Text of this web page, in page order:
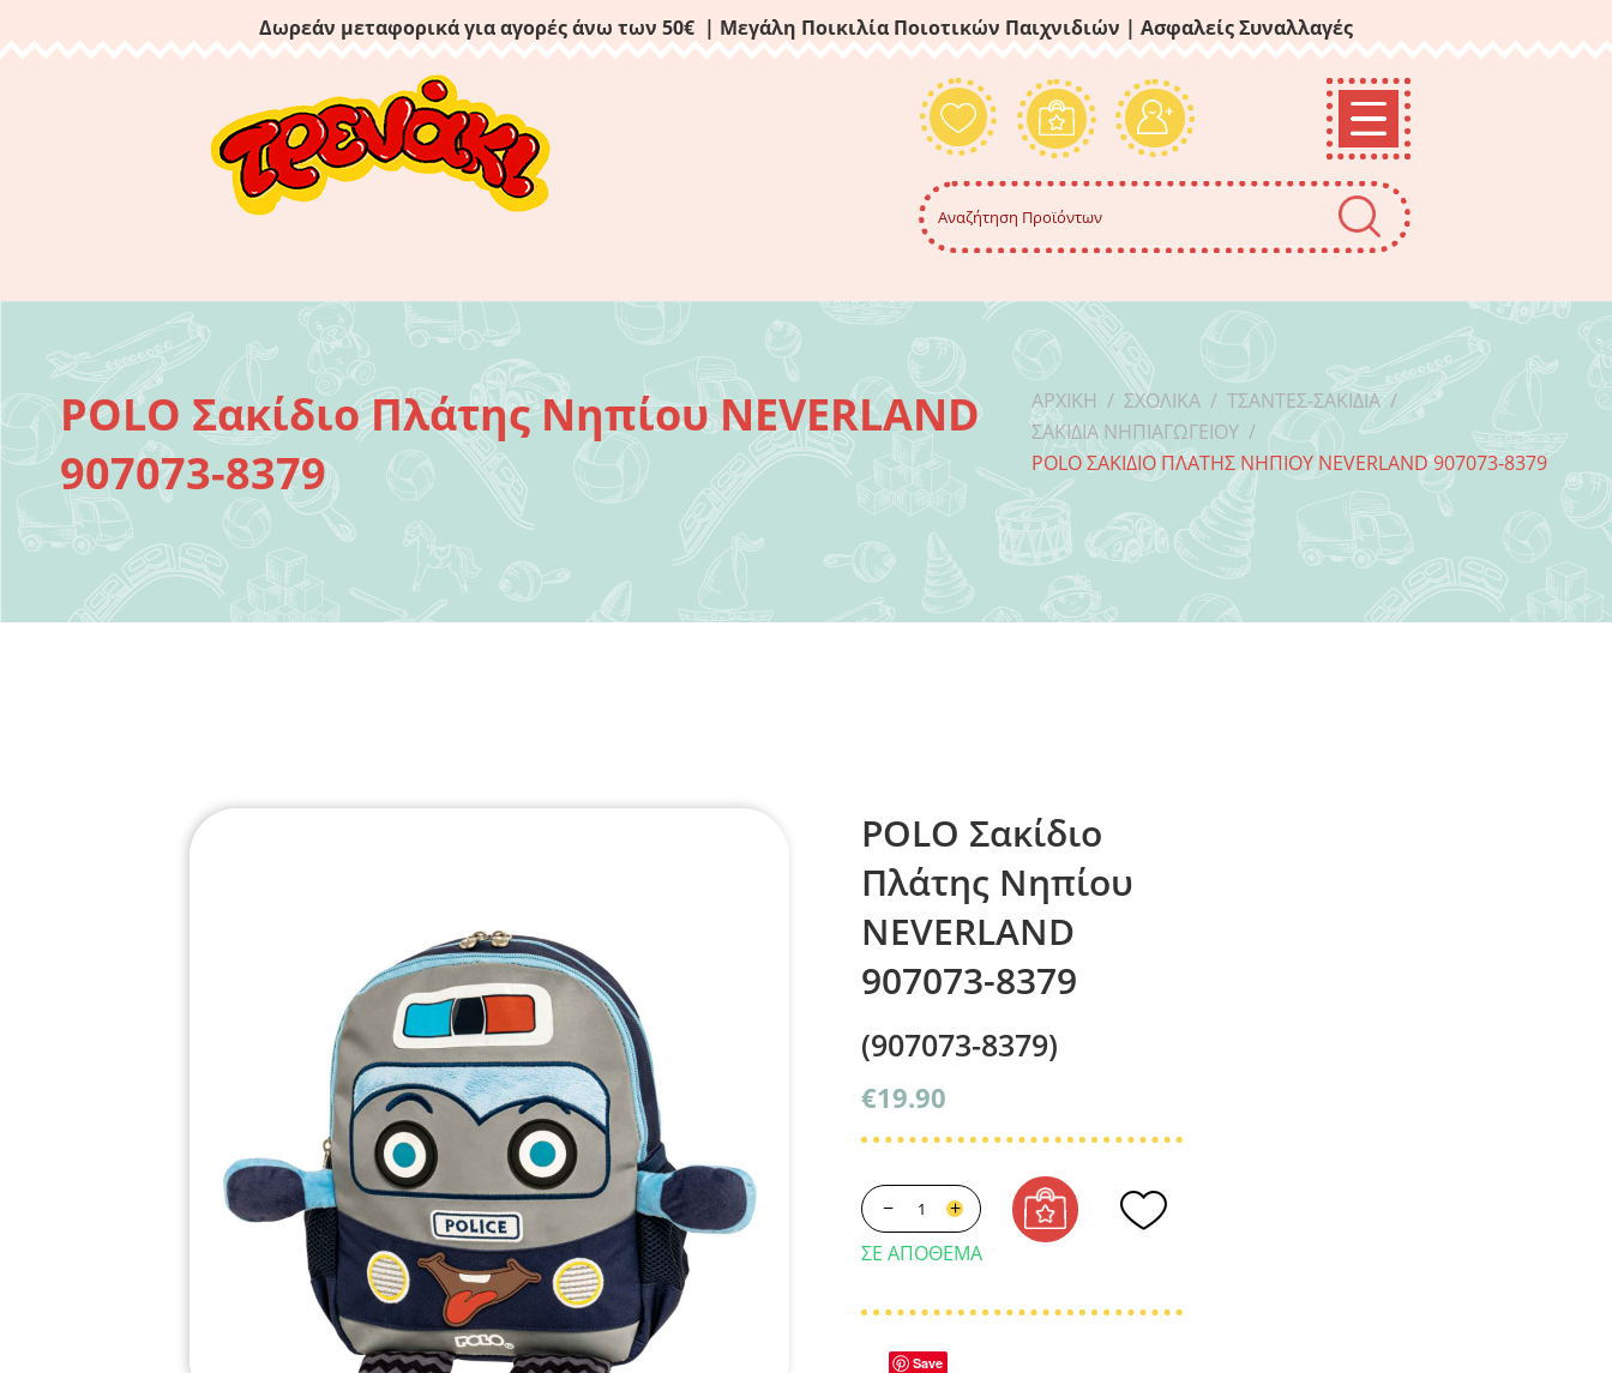
Δωρεάν μεταφορικά για αγορές άνω των 50€ | Μεγάλη Ποικιλία Ποιοτικών Παιχνιδιών | Ασφαλείς Συναλλαγές
POLO Σακίδιο Πλάτης Νηπίου NEVERLAND
907073-8379
ΑΡΧΙΚΉ / ΣΧΟΛΙΚΆ / ΤΣΆΝΤΕΣ-ΣΑΚΊΔΙΑ /
ΣΑΚΊΔΙΑ ΝΗΠΙΑΓΩΓΕΊΟΥ /
POLO ΣΑΚΊΔΙΟ ΠΛΆΤΗΣ ΝΗΠΊΟΥ NEVERLAND 907073-8379
POLO Σακίδιο
Πλάτης Νηπίου
NEVERLAND
907073-8379
(907073-8379)
€19.90
+
−
ΣΕ ΑΠΌΘΕΜΑ
Save